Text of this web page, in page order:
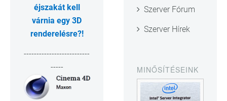
éjszakát kell
várnia egy 3D
renderelésre?!
--------------------------
-----
Szerver Fórum
Szerver Hírek
MINŐSÍTÉSEINK